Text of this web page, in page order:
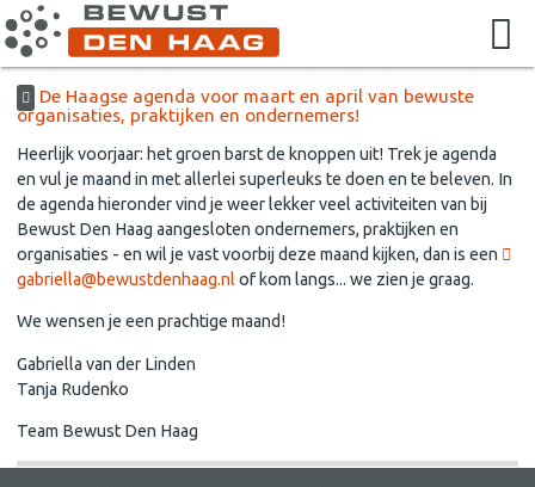
De Haagse agenda voor maart en april van bewuste
organisaties, praktijken en ondernemers!
Heerlijk voorjaar: het groen barst de knoppen uit! Trek je agenda
en vul je maand in met allerlei superleuks te doen en te beleven. In
de agenda hieronder vind je weer lekker veel activiteiten van bij
Bewust Den Haag aangesloten ondernemers, praktijken en
organisaties - en wil je vast voorbij deze maand kijken, dan is een
gabriella@bewustdenhaag.nl of kom langs... we zien je graag.
We wensen je een prachtige maand!
Gabriella van der Linden
Tanja Rudenko
Team Bewust Den Haag